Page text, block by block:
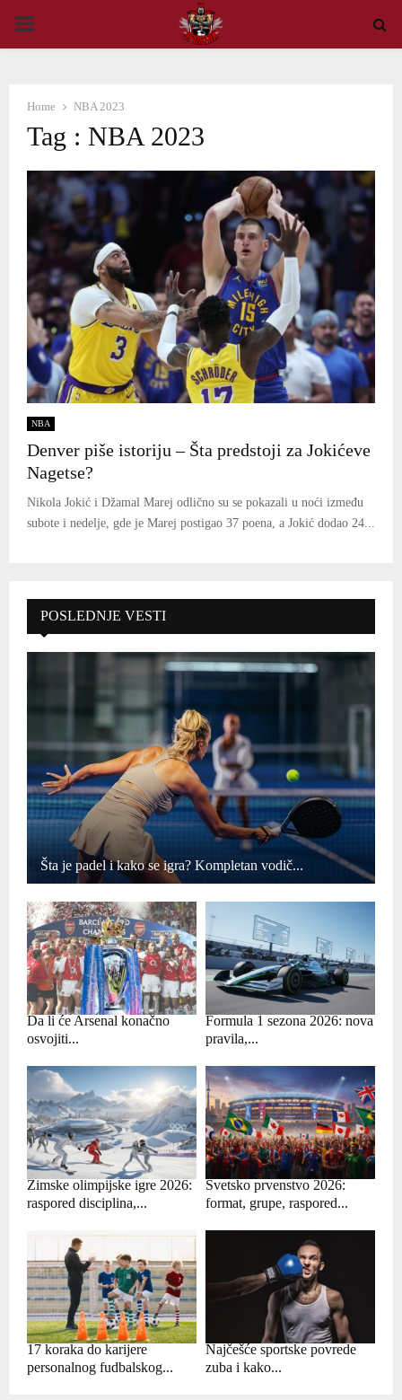
PRIMARY
Home NBA 2023
Tag : NBA 2023
NBA
Denver piše istoriju – Šta predstoji za Jokićeve
Nagetse?
Nikola Jokić i Džamal Marej odlično su se pokazali u noći između
subote i nedelje, gde je Marej postigao 37 poena, a Jokić dodao 24...
POSLEDNJE VESTI
Šta je padel i kako se igra? Kompletan vodič...
Da li će Arsenal konačno
osvojiti...
Formula 1 sezona 2026: nova
pravila,...
Zimske olimpijske igre 2026:
raspored disciplina,...
Svetsko prvenstvo 2026:
format, grupe, raspored...
17 koraka do karijere
personalnog fudbalskog...
Najčešće sportske povrede
zuba i kako...